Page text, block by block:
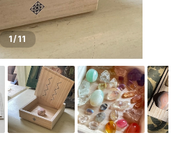
1/11